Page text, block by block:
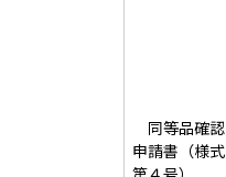
同等品確認
申請書（様式